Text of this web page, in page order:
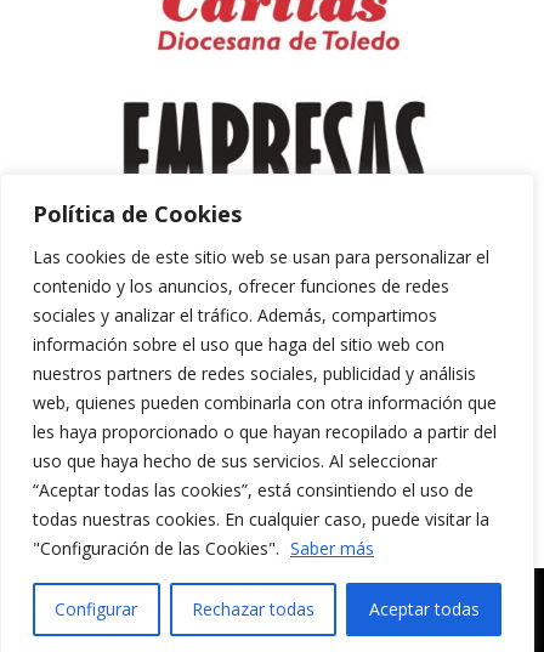
Política de Cookies
Las cookies de este sitio web se usan para personalizar el
contenido y los anuncios, ofrecer funciones de redes
sociales y analizar el tráfico. Además, compartimos
información sobre el uso que haga del sitio web con
nuestros partners de redes sociales, publicidad y análisis
web, quienes pueden combinarla con otra información que
les haya proporcionado o que hayan recopilado a partir del
uso que haya hecho de sus servicios. Al seleccionar
“Aceptar todas las cookies”, está consintiendo el uso de
todas nuestras cookies. En cualquier caso, puede visitar la
"Configuración de las Cookies". Saber más
Configurar Rechazar todas Aceptar todas
Aviso Legal y Política de Privacidad
Política de Cookies
MERAKI CULTURA AUDIOVISUAL. Todos los
English